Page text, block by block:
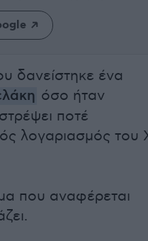
δανείστηκε ένα
όσο ήταν
ποτέ
λογαριασμός του
που αναφέρεται